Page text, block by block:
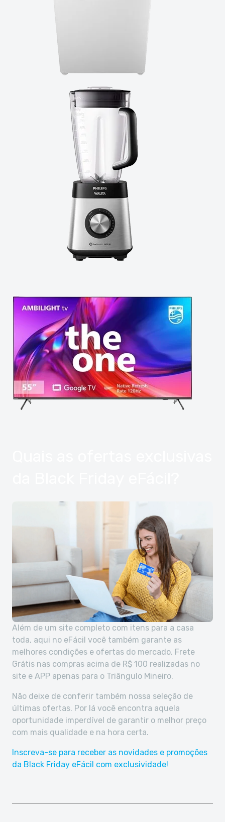
Além de um site completo com itens para a casa
toda, aqui no eFácil você também garante as
melhores condições e ofertas do mercado. Frete
Grátis nas compras acima de R$ 100 realizadas no
site e APP apenas para o Triângulo Mineiro.
Não deixe de conferir também nossa seleção de
últimas ofertas. Por lá você encontra aquela
oportunidade imperdível de garantir o melhor preço
com mais qualidade e na hora certa.
Inscreva-se para receber as novidades e promoções
da Black Friday eFácil com exclusividade!